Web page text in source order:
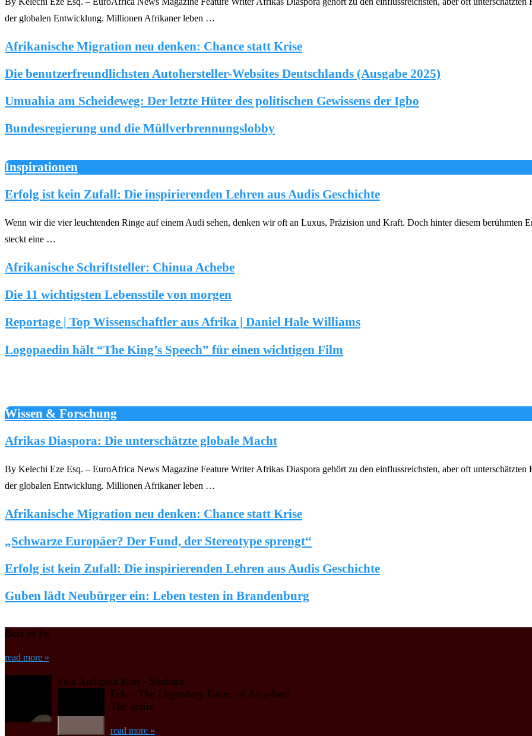
der globalen Entwicklung. Millionen Afrikaner leben …
Afrikanische Migration neu denken: Chance statt Krise
Die benutzerfreundlichsten Autohersteller-Websites Deutschlands (Ausgabe 2025)
Umuahia am Scheideweg: Der letzte Hüter des politischen Gewissens der Igbo
Bundesregierung und die Müllverbrennungslobby
Inspirationen
Erfolg ist kein Zufall: Die inspirierenden Lehren aus Audis Geschichte
Wenn wir die vier leuchtenden Ringe auf einem Audi sehen, denken wir oft an Luxus, Präzision und Kraft. Doch hinter diesem berühmten
steckt eine …
Afrikanische Schriftsteller: Chinua Achebe
Die 11 wichtigsten Lebensstile von morgen
Reportage | Top Wissenschaftler aus Afrika | Daniel Hale Williams
Logopaedin hält “The King’s Speech” für einen wichtigen Film
Wissen & Forschung
Afrikas Diaspora: Die unterschätzte globale Macht
By Kelechi Eze Esq. – EuroAfrica News Magazine Feature Writer Afrikas Diaspora gehört zu den einflussreichsten, aber oft unterschätzten
der globalen Entwicklung. Millionen Afrikaner leben …
Afrikanische Migration neu denken: Chance statt Krise
„Schwarze Europäer? Der Fund, der Stereotype sprengt“
Erfolg ist kein Zufall: Die inspirierenden Lehren aus Audis Geschichte
Guben lädt Neubürger ein: Leben testen in Brandenburg
Best of Fe
read more »
Fela Anikpola Kuti - Shakara
Fela - The Legendary Father of Afro-beat
The entire
read more »